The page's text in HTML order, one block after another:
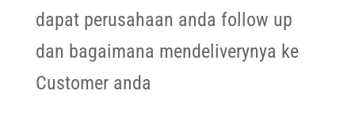
dapat perusahaan anda follow up
dan bagaimana mendeliverynya ke
Customer anda